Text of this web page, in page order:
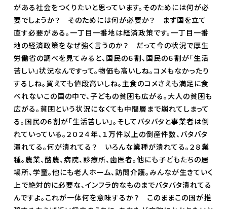
がある社会をつくりたいと思っています。そのためには何が必
要でしょうか？ そのためには何が必要か？ まず国を立て
直す必要がある。一丁目一番地は経済政策です。一丁目一番
地の経済政策をなぜ強く言うのか？ だって今の状況で厚生
労働省の調べを見てみると、国民の６割、国民の６割が「生活
苦しい」状況なんですって。物価も高いしね。コメもなかったり
するしね。買えても値段高いしね。主食のコメさえも満足に食
べれないこの国の中で、子どもの貧困も広がる。大人の貧困も
広がる。貧困という状況になくても中間層まで崩れてしまって
る。国民の６割が「生活苦しい」。そしてバタバタと事業者は倒
れていっている。２０２４年、１万件以上の倒産件数、バタバタ
潰れてる。何が潰れてる？ いろんな業種が潰れてる。２８業
種。農業、酪農、病院、診療所、歯医者。他にも子どもたちの居
場所、学童。他にも老人ホーム、訪問介護。みんなが生きていく
上で絶対的に必要な、インフラ的なものまでバタバタ潰れてる
んですよ。これが一体何を意味するか？ このままこの国が推